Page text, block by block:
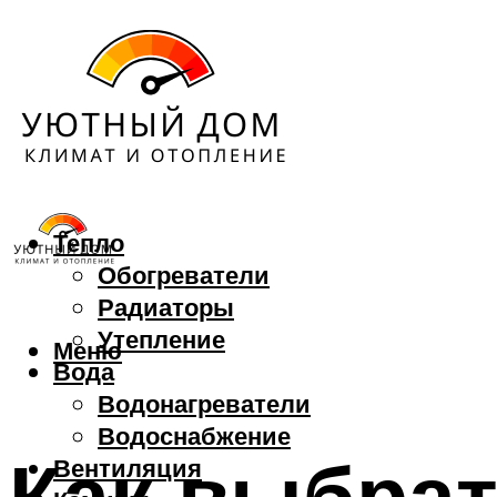
Тепло
Обогреватели
Радиаторы
Утепление
Вода
Водонагреватели
Водоснабжение
Вентиляция
Меню